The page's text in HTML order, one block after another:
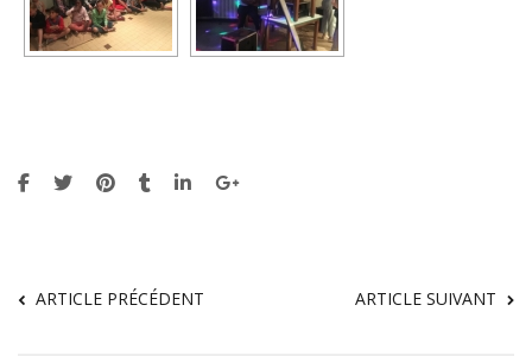
ARTICLE PRÉCÉDENT ARTICLE SUIVANT